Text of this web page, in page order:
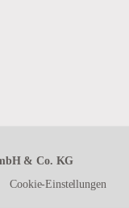
& Co. KG
Cookie-Einstellungen